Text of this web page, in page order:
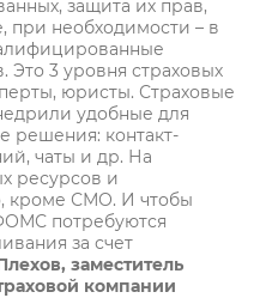
защита их прав,
при необходимости – в
Это 3 уровня страховых
юристы. Страховые
удобные для
решения: контакт-
чаты и др. На
ресурсов и
кроме СМО. И чтобы
потребуются
за счет
заместитель
компании